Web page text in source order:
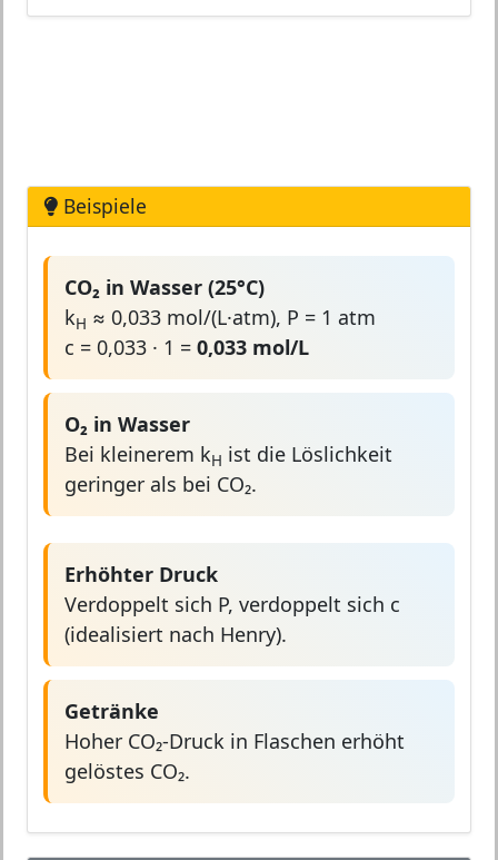
Beispiele
CO₂ in Wasser (25°C)
kH ≈ 0,033 mol/(L·atm), P = 1 atm
c = 0,033 · 1 = 0,033 mol/L
O₂ in Wasser
Bei kleinerem kH ist die Löslichkeit
geringer als bei CO₂.
Erhöhter Druck
Verdoppelt sich P, verdoppelt sich c
(idealisiert nach Henry).
Getränke
Hoher CO₂-Druck in Flaschen erhöht
gelöstes CO₂.